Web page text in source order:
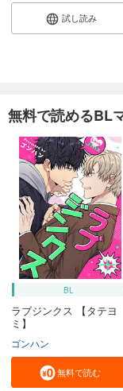
試し読み
無料で読めるBL
BL
ラブジンクス 【タテヨ
ミ】
ゴンハン
無料で読む